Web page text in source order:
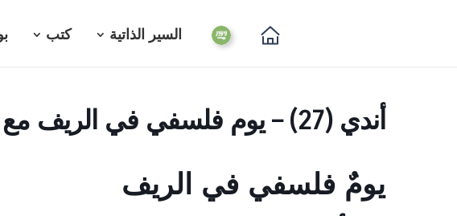
السير الذاتية كتب
أندي (27) – يوم فلسفي في الريف مع أندريه كومت سبونفيل
يومٌ فلسفي في الريف